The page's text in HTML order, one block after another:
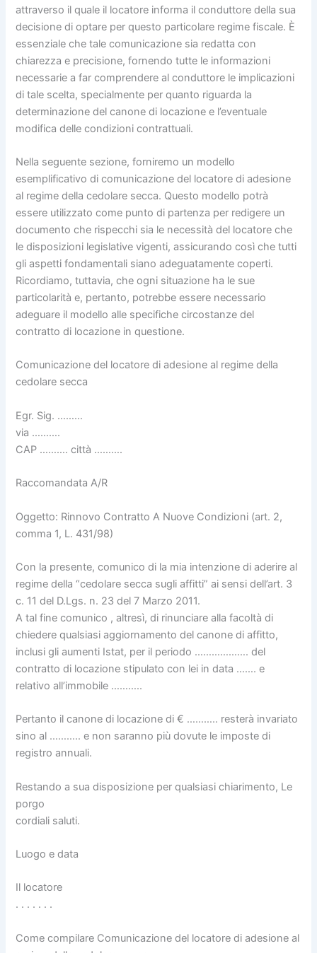
attraverso il quale il locatore informa il conduttore della sua
decisione di optare per questo particolare regime fiscale. È
essenziale che tale comunicazione sia redatta con
chiarezza e precisione, fornendo tutte le informazioni
necessarie a far comprendere al conduttore le implicazioni
di tale scelta, specialmente per quanto riguarda la
determinazione del canone di locazione e l’eventuale
modifica delle condizioni contrattuali.
Nella seguente sezione, forniremo un modello
esemplificativo di comunicazione del locatore di adesione
al regime della cedolare secca. Questo modello potrà
essere utilizzato come punto di partenza per redigere un
documento che rispecchi sia le necessità del locatore che
le disposizioni legislative vigenti, assicurando così che tutti
gli aspetti fondamentali siano adeguatamente coperti.
Ricordiamo, tuttavia, che ogni situazione ha le sue
particolarità e, pertanto, potrebbe essere necessario
adeguare il modello alle specifiche circostanze del
contratto di locazione in questione.
Comunicazione del locatore di adesione al regime della
cedolare secca
Egr. Sig. ………
via ……….
CAP ………. città ……….
Raccomandata A/R
Oggetto: Rinnovo Contratto A Nuove Condizioni (art. 2,
comma 1, L. 431/98)
Con la presente, comunico di la mia intenzione di aderire al
regime della “cedolare secca sugli affitti” ai sensi dell’art. 3
c. 11 del D.Lgs. n. 23 del 7 Marzo 2011.
A tal fine comunico , altresì, di rinunciare alla facoltà di
chiedere qualsiasi aggiornamento del canone di affitto,
inclusi gli aumenti Istat, per il periodo ………………. del
contratto di locazione stipulato con lei in data ……. e
relativo all’immobile ………..
Pertanto il canone di locazione di € ……….. resterà invariato
sino al ……….. e non saranno più dovute le imposte di
registro annuali.
Restando a sua disposizione per qualsiasi chiarimento, Le
porgo
cordiali saluti.
Luogo e data
Il locatore
. . . . . . .
Come compilare Comunicazione del locatore di adesione al